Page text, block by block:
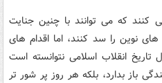
که می توانند با چنین جنایت
نوین را سد کنند، اما اقدام های
تاریخ انقلاب اسلامی نتوانسته است
باز بدارد، بلکه هر روز پر شور تر